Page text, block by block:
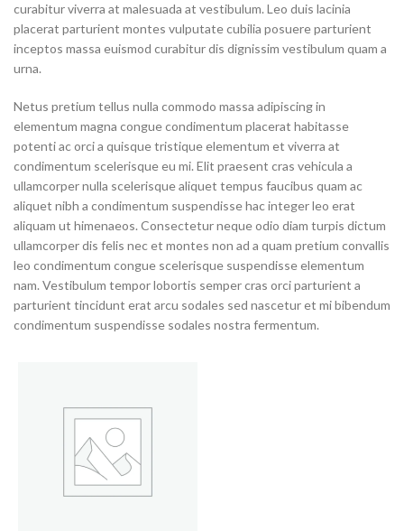
curabitur viverra at malesuada at vestibulum. Leo duis lacinia
placerat parturient montes vulputate cubilia posuere parturient
inceptos massa euismod curabitur dis dignissim vestibulum quam a
urna.
Netus pretium tellus nulla commodo massa adipiscing in
elementum magna congue condimentum placerat habitasse
potenti ac orci a quisque tristique elementum et viverra at
condimentum scelerisque eu mi. Elit praesent cras vehicula a
ullamcorper nulla scelerisque aliquet tempus faucibus quam ac
aliquet nibh a condimentum suspendisse hac integer leo erat
aliquam ut himenaeos. Consectetur neque odio diam turpis dictum
ullamcorper dis felis nec et montes non ad a quam pretium convallis
leo condimentum congue scelerisque suspendisse elementum
nam. Vestibulum tempor lobortis semper cras orci parturient a
parturient tincidunt erat arcu sodales sed nascetur et mi bibendum
condimentum suspendisse sodales nostra fermentum.